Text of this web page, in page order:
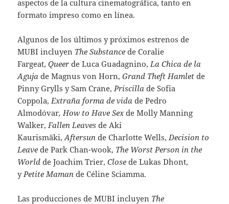
aspectos de la cultura cinematográfica, tanto en
formato impreso como en línea.
Algunos de los últimos y próximos estrenos de
MUBI incluyen The Substancede Coralie
Fargeat,Queer de Luca Guadagnino, La Chica de la
Agujade Magnus von Horn,Grand Theft Hamlet de
Pinny Grylls y Sam Crane, Priscilla de Sofia
Coppola, Extraña forma de vida de Pedro
Almodóvar, How to Have Sexde Molly Manning
Walker, Fallen Leaves de Aki
Kaurismäki, Aftersun de Charlotte Wells, Decision to
Leavede Park Chan-wook, The Worst Person in the
Worldde Joachim Trier,Closede Lukas Dhont,
y Petite Mamande Céline Sciamma.
Las producciones de MUBI incluyen The